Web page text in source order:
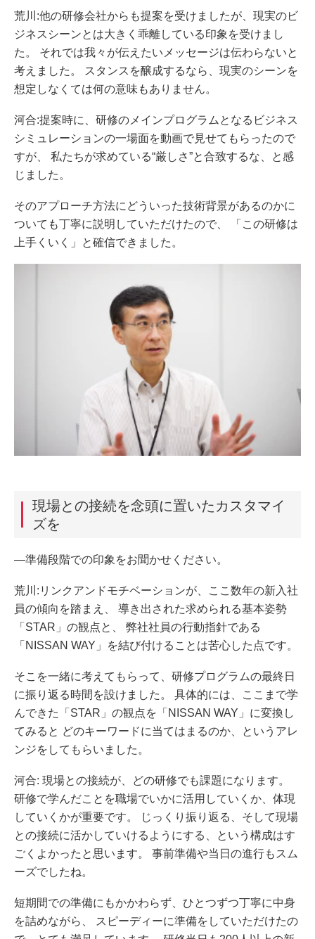
荒川:他の研修会社からも提案を受けましたが、現実のビ
ジネスシーンとは大きく乖離している印象を受けまし
た。 それでは我々が伝えたいメッセージは伝わらないと
考えました。 スタンスを醸成するなら、現実のシーンを
想定しなくては何の意味もありません。
河合:提案時に、研修のメインプログラムとなるビジネス
シミュレーションの一場面を動画で見せてもらったので
すが、 私たちが求めている“厳しさ”と合致するな、と感
じました。
そのアプローチ方法にどういった技術背景があるのかに
ついても丁寧に説明していただけたので、 「この研修は
上手くいく」と確信できました。
現場との接続を念頭に置いたカスタマイ
ズを
―準備段階での印象をお聞かせください。
荒川:リンクアンドモチベーションが、ここ数年の新入社
員の傾向を踏まえ、 導き出された求められる基本姿勢
「STAR」の観点と、 弊社社員の行動指針である
「NISSAN WAY」を結び付けることは苦心した点です。
そこを一緒に考えてもらって、研修プログラムの最終日
に振り返る時間を設けました。 具体的には、ここまで学
んできた「STAR」の観点を「NISSAN WAY」に変換し
てみると どのキーワードに当てはまるのか、というアレ
ンジをしてもらいました。
河合: 現場との接続が、どの研修でも課題になります。
研修で学んだことを職場でいかに活用していくか、体現
していくかが重要です。 じっくり振り返る、そして現場
との接続に活かしていけるようにする、という構成はす
ごくよかったと思います。 事前準備や当日の進行もスム
ーズでしたね。
短期間での準備にもかかわらず、ひとつずつ丁寧に中身
を詰めながら、 スピーディーに準備をしていただけたの